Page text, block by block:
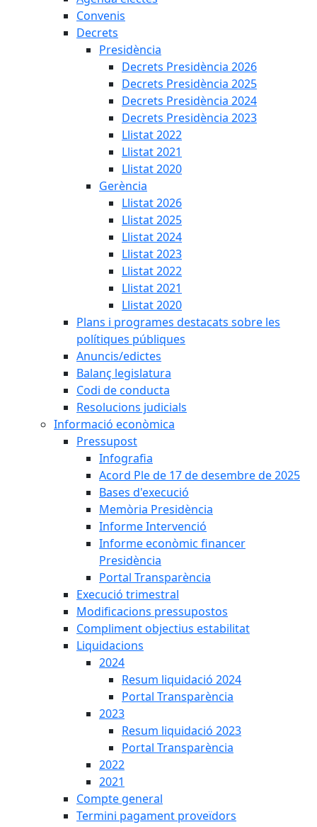
Convenis
Decrets
Presidència
Decrets Presidència 2026
Decrets Presidència 2025
Decrets Presidència 2024
Decrets Presidència 2023
Llistat 2022
Llistat 2021
Llistat 2020
Gerència
Llistat 2026
Llistat 2025
Llistat 2024
Llistat 2023
Llistat 2022
Llistat 2021
Llistat 2020
Plans i programes destacats sobre les
polítiques públiques
Anuncis/edictes
Balanç legislatura
Codi de conducta
Resolucions judicials
Informació econòmica
Pressupost
Infografia
Acord Ple de 17 de desembre de 2025
Bases d'execució
Memòria Presidència
Informe Intervenció
Informe econòmic financer
Presidència
Portal Transparència
Execució trimestral
Modificacions pressupostos
Compliment objectius estabilitat
Liquidacions
2024
Resum liquidació 2024
Portal Transparència
2023
Resum liquidació 2023
Portal Transparència
2022
2021
Compte general
Termini pagament proveïdors